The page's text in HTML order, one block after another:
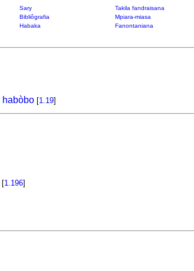
Sary
Takila fandraisana
Bibliôgrafia
Mpiara-miasa
Habaka
Fanontaniana
habòbo [1.19]
[1.196]